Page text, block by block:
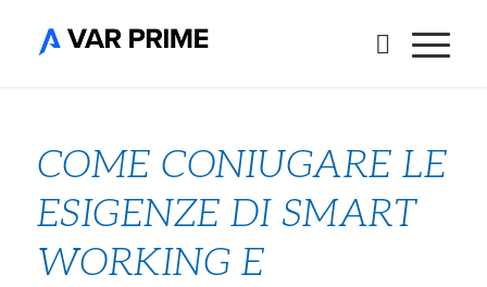
COME CONIUGARE LE
ESIGENZE DI SMART
WORKING E